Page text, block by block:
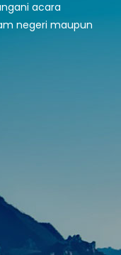
acara
negeri maupun